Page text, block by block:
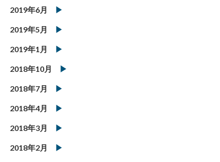
2019年6月
2019年5月
2019年1月
2018年10月
2018年7月
2018年4月
2018年3月
2018年2月